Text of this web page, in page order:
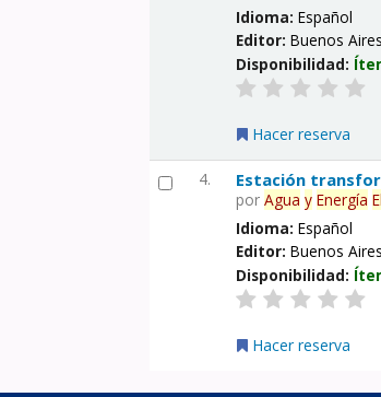
Idioma:Español
Editor:Buenos
Disponibilidad:
Hacer reserva
4. Estación
porAgua y Energía
Idioma:Español
Editor:Buenos
Disponibilidad:
Hacer reserva